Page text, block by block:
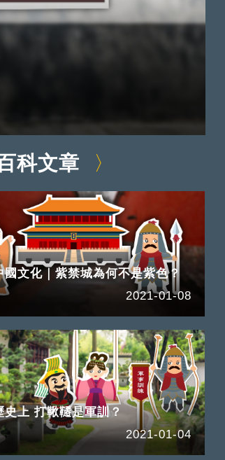
科文章
國文化｜紫禁城為何不是紫色？
2021-01-08
史上 打鞦韆是軍訓？
2021-01-04